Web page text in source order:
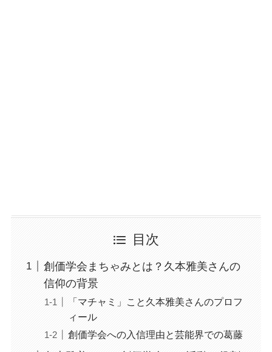
目次
創価学会まちゃみとは？久本雅美さんの
信仰の背景
「マチャミ」こと久本雅美さんのプロフ
ィール
創価学会への入信理由と芸能界での葛藤